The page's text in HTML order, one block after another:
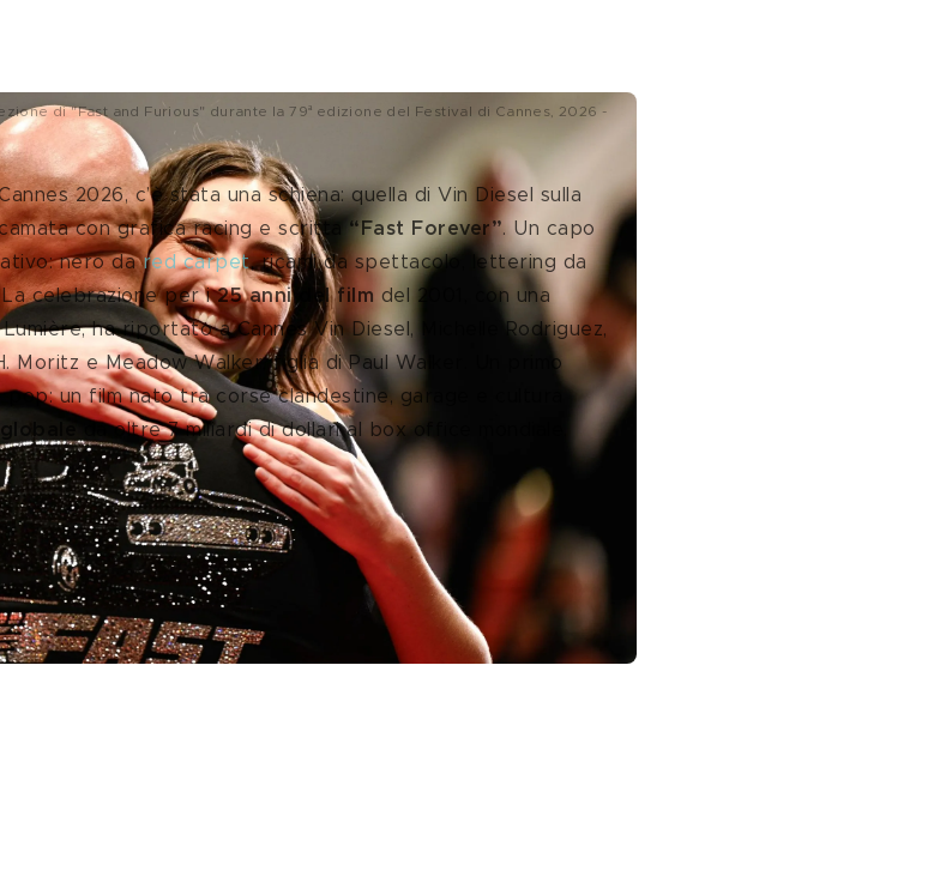
di "Fast and Furious" durante la 79ª edizione del Festival di Cannes, 2026 -
2026, c’è stata una schiena: quella di Vin Diesel sulla
con grafica racing e scritta
“Fast Forever”. Un capo
nero da red carpet, ricami da spettacolo, lettering da
La celebrazione per i 25 anni del film del 2001, con una
ha riportato a Cannes Vin Diesel, Michelle Rodriguez,
e Meadow Walker, figlia di Paul Walker. Un primo
un film nato tra corse clandestine, garage e cultura
da oltre 7 miliardi di dollari al box office mondiale.